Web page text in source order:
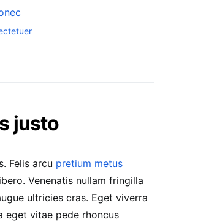
justo
Felis arcu pretium metus
Venenatis nullam fringilla
ultricies cras. Eget viverra
eget vitae pede rhoncus